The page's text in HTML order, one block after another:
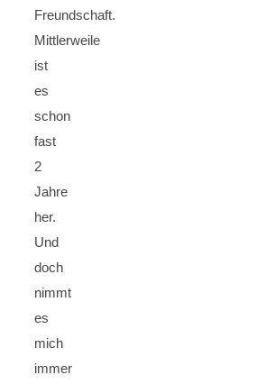
Freundschaft.
Mittlerweile
ist
es
schon
fast
2
Jahre
her.
Und
doch
nimmt
es
mich
immer